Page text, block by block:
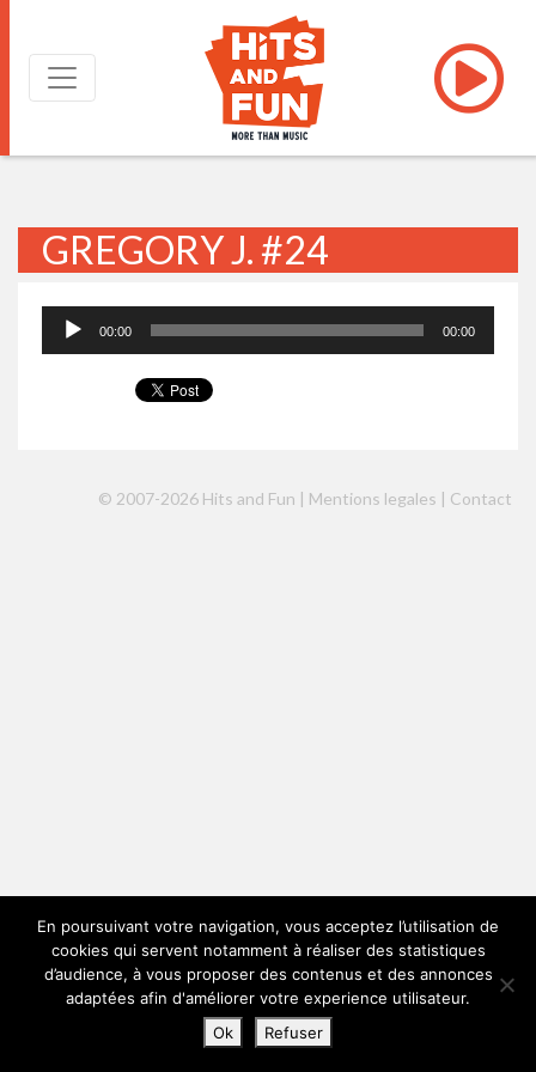
GREGORY J. #24
Lecteur
00:00 00:00
© 2007-2026 Hits and Fun | Mentions legales | Contact
En poursuivant votre navigation, vous acceptez l’utilisation de
cookies qui servent notamment à réaliser des statistiques
d’audience, à vous proposer des contenus et des annonces
adaptées afin d'améliorer votre experience utilisateur.
Ok
Refuser